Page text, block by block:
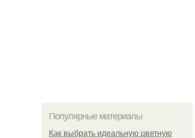
Популярные материалы
Как выбрать идеальную цветную